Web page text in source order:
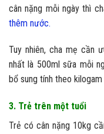
cân nặng mỗi ngày thì
thêm nước.
Tuy nhiên, cha mẹ cần
nhất là 500ml sữa mỗi
bổ sung tính theo
3. Trẻ trên một tuổi
Trẻ có cân nặng 10kg